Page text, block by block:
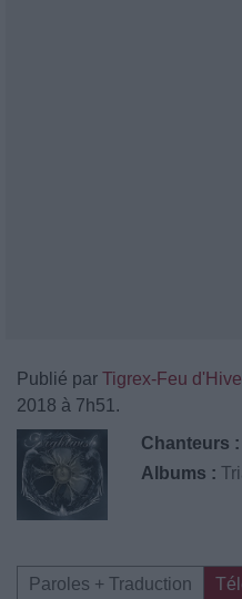
Publié par Tigrex-Feu
2018 à 7h51.
Chanteurs :
Albums :
Paroles + Traduction